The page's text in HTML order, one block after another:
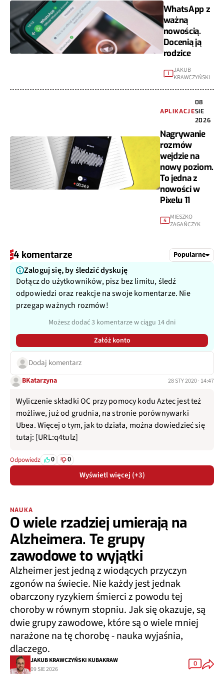
WhatsApp z
ważną
nowością.
Docenią ją
rodzice
1
JAKUB
KRAWCZYŃSKI
APLIKACJE
08
SIE
2026
Nagrywanie
rozmów
wejdzie na
nowy poziom.
To jedna z
nowości w
Pixelu 11
4 MIESZKO
ZAGAŃCZYK
4 komentarze Popularne
Zaloguj się, by śledzić dyskuję
Dołącz do użytkowników, pisz bez limitu, śledź
odpowiedzi oraz reakcje na swoje komentarze. Nie
przegap ważnych rozmów!
Możesz dodać 3 komentarze w ciągu 14 dni
Załóż konto
Dodaj komentarz
BKatarzyna 28 STY 2020 · 14:47
Wyliczenie składki OC przy pomocy kodu Aztec jest też
możliwe, już od grudnia, na stronie porównywarki
Ubea. Więcej o tym, jak to działa, można dowiedzieć się
tutaj: [URL:q4tulz]
Odpowiedz 0 0
Wyświetl więcej (+3)
NAUKA
O wiele rzadziej umierają na
Alzheimera. Te grupy
zawodowe to wyjątki
Alzheimer jest jedną z wiodących przyczyn
zgonów na świecie. Nie każdy jest jednak
obarczony ryzykiem śmierci z powodu tej
choroby w równym stopniu. Jak się okazuje, są
dwie grupy zawodowe, które są o wiele mniej
narażone na tę chorobę - nauka wyjaśnia,
dlaczego.
JAKUB KRAWCZYŃSKI KUBAKRAW
09 SIE 2026
0